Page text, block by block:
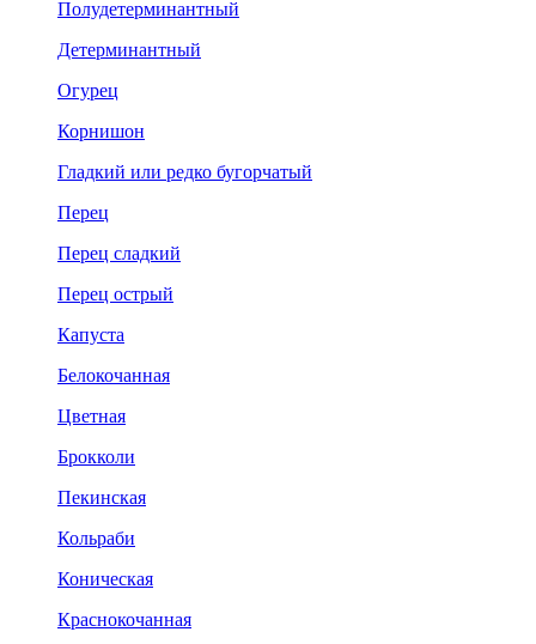
Полудетерминантный
Детерминантный
Огурец
Корнишон
Гладкий или редко бугорчатый
Перец
Перец сладкий
Перец острый
Капуста
Белокочанная
Цветная
Брокколи
Пекинская
Кольраби
Коническая
Краснокочанная